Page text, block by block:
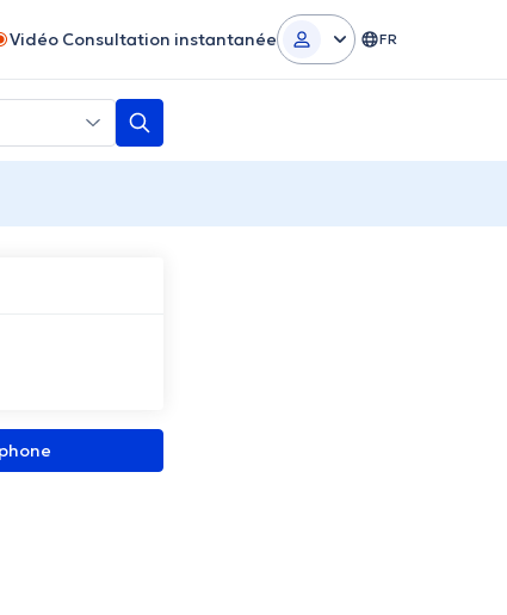
Vidéo Consultation instantanée FR